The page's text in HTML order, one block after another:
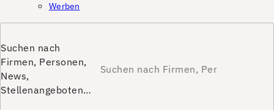
Werben
Suchen nach
Firmen, Personen,
News,
Stellenangeboten…